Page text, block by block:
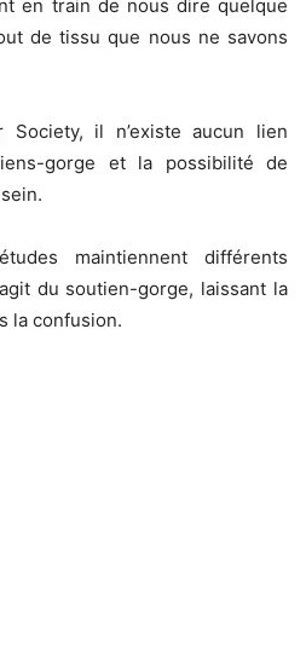
en train de nous dire quelque
de tissu que nous ne savons
Society, il n’existe aucun lien
gorge et la possibilité de
maintiennent différents
du soutien-gorge, laissant la
la confusion.